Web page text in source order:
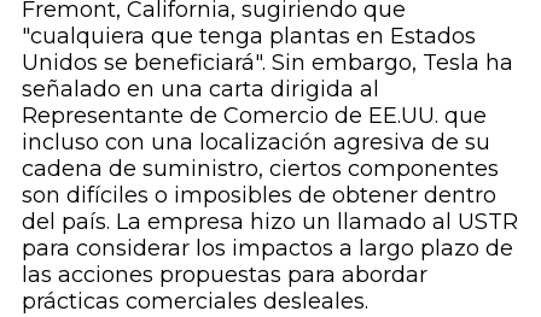
Fremont, California, sugiriendo que
"cualquiera que tenga plantas en Estados
Unidos se beneficiará". Sin embargo, Tesla ha
señalado en una carta dirigida al
Representante de Comercio de EE.UU. que
incluso con una localización agresiva de su
cadena de suministro, ciertos componentes
son difíciles o imposibles de obtener dentro
del país. La empresa hizo un llamado al USTR
para considerar los impactos a largo plazo de
las acciones propuestas para abordar
prácticas comerciales desleales.